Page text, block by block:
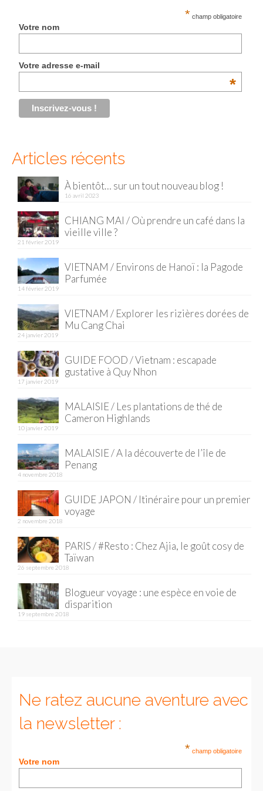
Penang
Singapour
Vietnam
Hanoi
Hué
Mu Cang Chai
Ninh Binh
Quy Nhon
EUROPE
France
La Réunion
Poitou
Savoie
Allemagne
Munich
Copenhague
GUIDES FOOD
ALLEMAGNE
– Munich
* champ obligatoire
Votre nom
Votre adresse e-mail
*
Articles récents
À bientôt… sur un tout nouveau blog !
16 avril 2023
CHIANG MAI / Où prendre un café dans la
vieille ville ?
21 février 2019
VIETNAM / Environs de Hanoï : la Pagode
Parfumée
14 février 2019
VIETNAM / Explorer les rizières dorées de
Mu Cang Chai
24 janvier 2019
GUIDE FOOD / Vietnam : escapade
gustative à Quy Nhon
17 janvier 2019
MALAISIE / Les plantations de thé de
Cameron Highlands
10 janvier 2019
MALAISIE / A la découverte de l’île de
Penang
4 novembre 2018
GUIDE JAPON / Itinéraire pour un premier
voyage
2 novembre 2018
PARIS / #Resto : Chez Ajia, le goût cosy de
Taïwan
26 septembre 2018
Blogueur voyage : une espèce en voie de
disparition
19 septembre 2018
Ne ratez aucune aventure avec
la newsletter :
* champ obligatoire
Votre nom